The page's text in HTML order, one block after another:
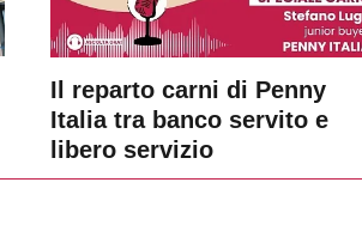
Il reparto carni di Penny
Italia tra banco servito e
libero servizio